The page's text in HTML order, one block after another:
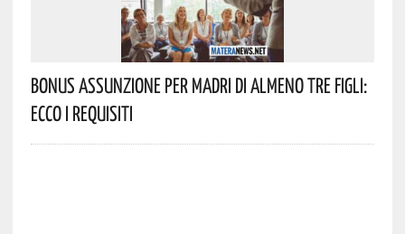
Bonus Assunzione Per Madri Di Almeno Tre Figli:
Ecco I Requisiti